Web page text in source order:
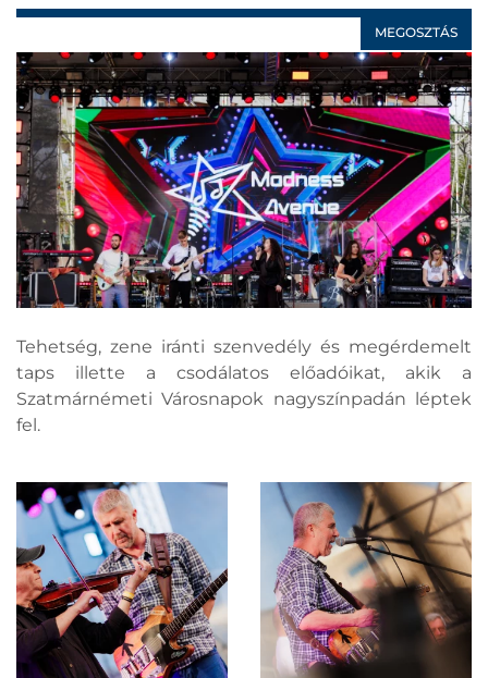
MEGOSZTÁS
Tehetség, zene iránti szenvedély és megérdemelt
taps illette a csodálatos előadóikat, akik a
Szatmárnémeti Városnapok nagyszínpadán léptek
fel.